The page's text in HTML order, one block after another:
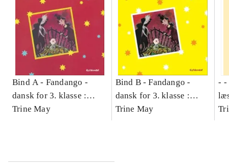
Bind A - Fandango -
dansk for 3. klasse :
grundbog -- Arbejdsbog.
Trine May
Bind B -Fandango -
dansk for 3. klasse :
grundbog -- Arbejdsbog.
Trine May
- -
-